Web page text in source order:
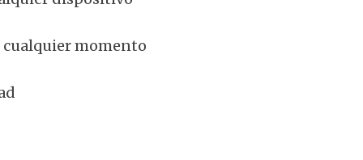
cualquier momento